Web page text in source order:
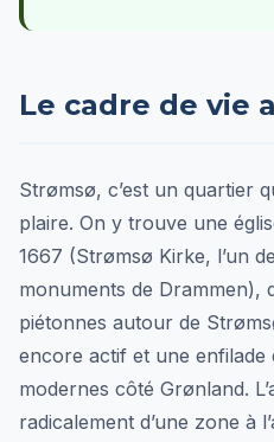
Le cadre de vie
Strømsø, c’est un quartier
plaire. On y trouve une
1667 (Strømsø Kirke, l’un
monuments de Drammen),
piétonnes autour de
encore actif et une enfilade
modernes côté Grønland.
radicalement d’une zone à